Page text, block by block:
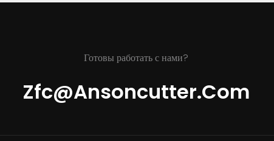
Готовы работать с нами?
Zfc@ansoncutter.com